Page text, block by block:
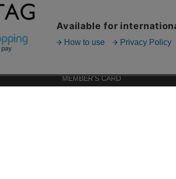
MEMBER'S CARD